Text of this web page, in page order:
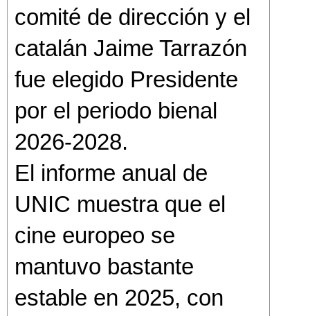
comité de dirección y el
catalán Jaime Tarrazón
fue elegido Presidente
por el periodo bienal
2026-2028.
El informe anual de
UNIC muestra que el
cine europeo se
mantuvo bastante
estable en 2025, con